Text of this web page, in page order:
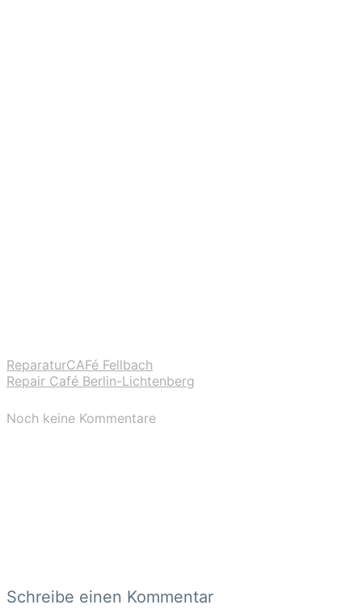
ReparaturCAFé Fellbach
Repair Café Berlin-Lichtenberg
Noch keine Kommentare
Schreibe einen Kommentar